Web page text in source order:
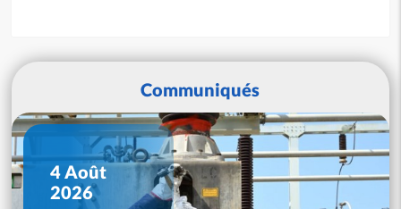
Communiqués
4 Août
2026